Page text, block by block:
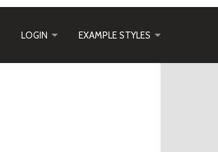
LOGIN EXAMPLE STYLES